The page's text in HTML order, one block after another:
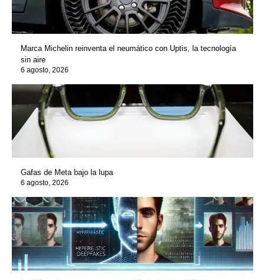
Marca Michelin reinventa el neumático con Uptis, la tecnología
sin aire
6 agosto, 2026
Gafas de Meta bajo la lupa
6 agosto, 2026